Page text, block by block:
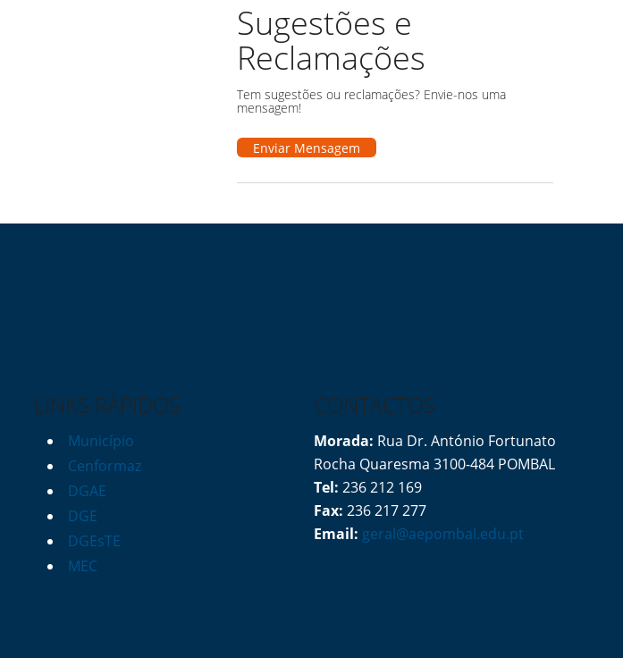
Sugestões e
Reclamações
Tem sugestões ou reclamações? Envie-nos uma
mensagem!
Enviar Mensagem
LINKS RÁPIDOS
Município
Cenformaz
DGAE
DGE
DGEsTE
MEC
CONTACTOS
Morada: Rua Dr. António Fortunato
Rocha Quaresma 3100-484 POMBAL
Tel: 236 212 169
Fax: 236 217 277
Email: geral@aepombal.edu.pt